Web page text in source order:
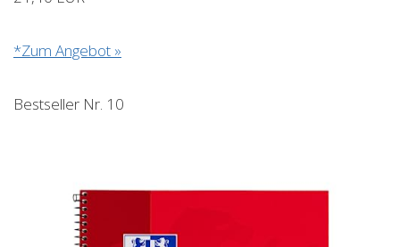
*Zum Angebot »
Bestseller Nr. 10